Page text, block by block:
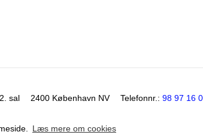
Læs mere om cookies
sal 2400 København NV Telefonnr.: 98 97 16